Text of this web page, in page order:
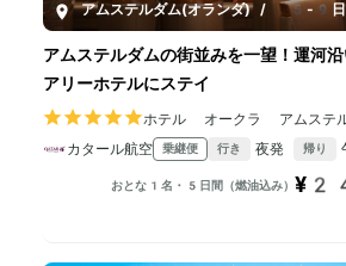
アムステルダム(オランダ) / 5-9日
アムステルダムの街並みを一望！運河
アリーホテルにステイ
ホテル オークラ アムステ
カタール航空
乗継便 行き 夜発 帰り
おとな1名・5日間（燃油込み）